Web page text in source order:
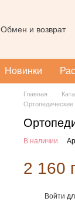
Обмен и возврат
Новинки
Главная
Ортопедические
В наличии
2 160
Войти